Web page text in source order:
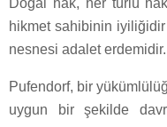
hikmet sahibinin iyiliğidir
nesnesi adalet erdemidir.
Pufendorf, bir
uygun bir şekilde